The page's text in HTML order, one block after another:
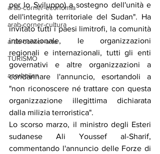
arab-corner-economia
arab-corner-cultura
arab-corner-arte
TURISMO
azerbaijan
per lo Sviluppo) a sostegno dell'unità e
dell'integrità territoriale del Sudan". Ha
invitato tutti i paesi limitrofi, la comunità
internazionale, le organizzazioni
regionali e internazionali, tutti gli enti
governativi e altre organizzazioni a
condannare l'annuncio, esortandoli a
"non riconoscere né trattare con questa
organizzazione illegittima dichiarata
dalla milizia terroristica".
Lo scorso marzo, il ministro degli Esteri
sudanese Ali Youssef al-Sharif,
commentando l'annuncio delle Forze di